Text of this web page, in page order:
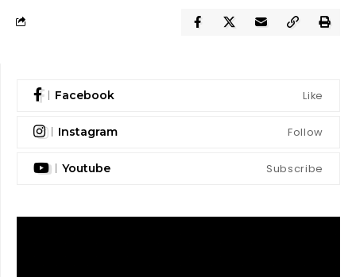
Facebook Like
Instagram Follow
Youtube Subscribe